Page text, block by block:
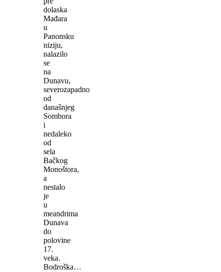
dolaska
Mađara
u
Panonsku
niziju,
nalazilo
se
na
Dunavu,
severozapadno
od
današnjeg
Sombora
i
nedaleko
od
sela
Bačkog
Monoštora,
a
nestalo
je
u
meandrima
Dunava
do
polovine
17.
veka.
Bodroška…